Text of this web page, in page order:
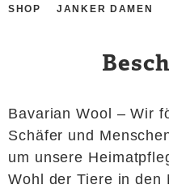
SHOP JANKER DAMEN
Bavarian Wool – Wir
Schäfer und
um unsere
Wohl der Tiere in den